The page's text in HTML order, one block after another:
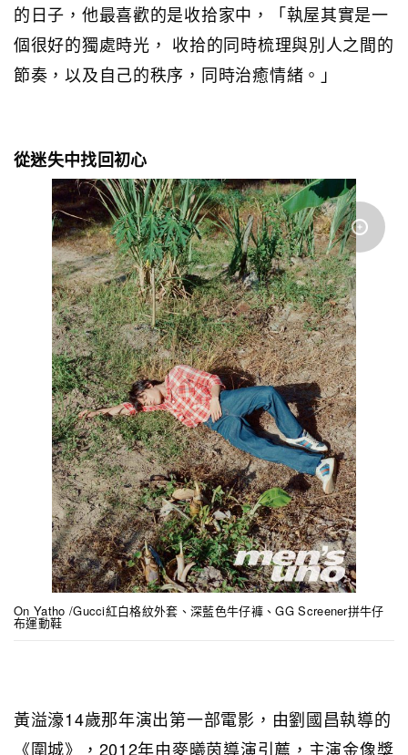
的日子，他最喜歡的是收拾家中，「執屋其實是一
個很好的獨處時光， 收拾的同時梳理與別人之間的
節奏，以及自己的秩序，同時治癒情緒。」
從迷失中找回初心
On Yatho /Gucci紅白格紋外套、深藍色牛仔褲、GG Screener拼牛仔
布運動鞋
黃溢濠14歲那年演出第一部電影，由劉國昌執導的
《圍城》，2012年由麥曦茵導演引薦，主演金像獎